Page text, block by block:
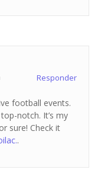
Responder
football events.
notch. It’s my
sure! Check it
.